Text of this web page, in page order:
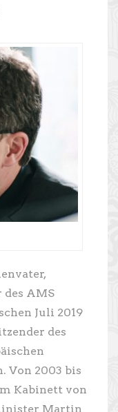
AMS
Juli 2019
des
Von 2003 bis
Kabinett von
Martin